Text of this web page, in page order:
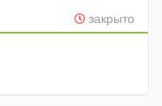
закрыто